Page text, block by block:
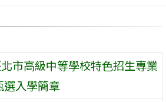
市高級中等學校特色招生專業
選入學簡章